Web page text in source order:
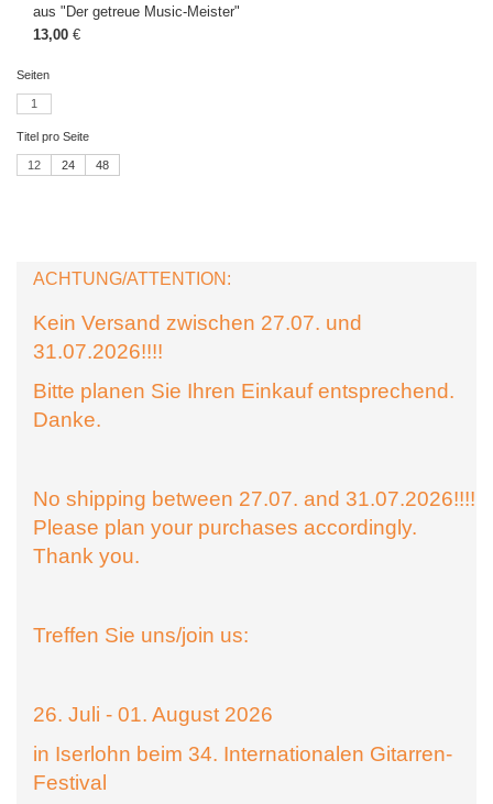
aus "Der getreue Music-Meister"
13,00 €
Seiten
1
Titel pro Seite
12 24 48
ACHTUNG/ATTENTION:
Kein Versand zwischen 27.07. und
31.07.2026!!!!
Bitte planen Sie Ihren Einkauf entsprechend.
Danke.
No shipping between 27.07. and 31.07.2026!!!!
Please plan your purchases accordingly.
Thank you.
Treffen Sie uns/join us:
26. Juli - 01. August 2026
in Iserlohn beim 34. Internationalen Gitarren-
Festival